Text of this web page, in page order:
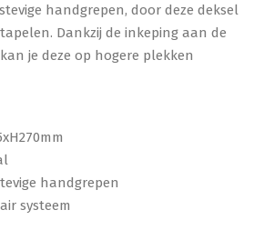
handgrepen, door deze deksel
Dankzij de inkeping aan de
je deze op hogere plekken
handgrepen
systeem